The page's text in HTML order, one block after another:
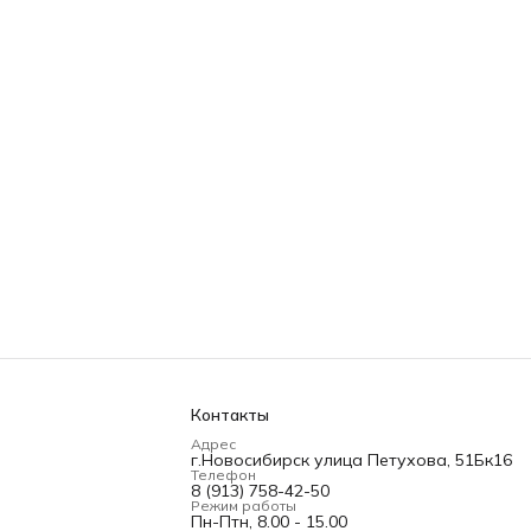
Контакты
Адрес
г.Новосибирск улица Петухова, 51Бк16
Телефон
8 (913) 758-42-50
Режим работы
Пн-Птн, 8.00 - 15.00